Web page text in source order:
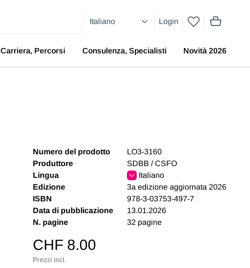
Login
articoli nel
Carriera, Percorsi Consulenza, Specialisti Novità 2026
Numero del prodotto
LO3-3160
Produttore
SDBB / CSFO
Lingua
Italiano
Edizione
3a edizione aggiornata 2026
ISBN
978-3-03753-497-7
Data di pubblicazione
13.01.2026
N. pagine
32 pagine
CHF 8.00
Prezzi incl.